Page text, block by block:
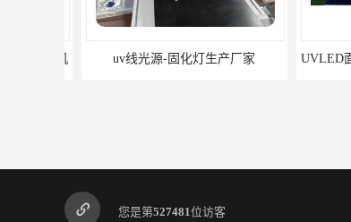
uv线光源-固化灯生产厂家
您是第527481位访客